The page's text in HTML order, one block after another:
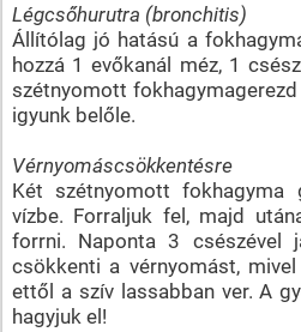
Légcsőhurutra (bronchitis)
Állítólag jó hatású a
hozzá 1 evőkanál méz, 1
szétnyomott
igyunk belőle.
Vérnyomáscsökkentésre
Két szétnyomott fokhagyma
vízbe. Forraljuk fel, majd
forrni. Naponta 3 csészével
csökkenti a vérnyomást,
ettől a szív lassabban ver. A
hagyjuk el!